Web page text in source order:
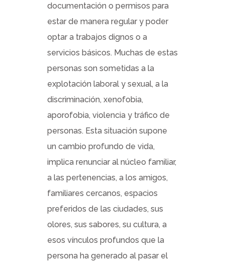
documentación o permisos para
estar de manera regular y poder
optar a trabajos dignos o a
servicios básicos. Muchas de estas
personas son sometidas a la
explotación laboral y sexual, a la
discriminación, xenofobia,
aporofobia, violencia y tráfico de
personas. Esta situación supone
un cambio profundo de vida,
implica renunciar al núcleo familiar,
a las pertenencias, a los amigos,
familiares cercanos, espacios
preferidos de las ciudades, sus
olores, sus sabores, su cultura, a
esos vínculos profundos que la
persona ha generado al pasar el